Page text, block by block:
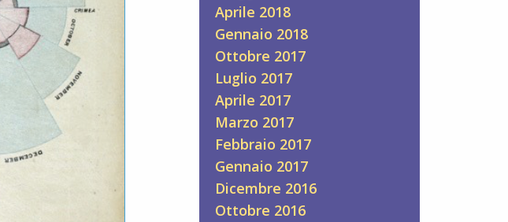
Aprile 2018
Gennaio 2018
Ottobre 2017
Luglio 2017
Aprile 2017
Marzo 2017
Febbraio 2017
Gennaio 2017
Dicembre 2016
Ottobre 2016